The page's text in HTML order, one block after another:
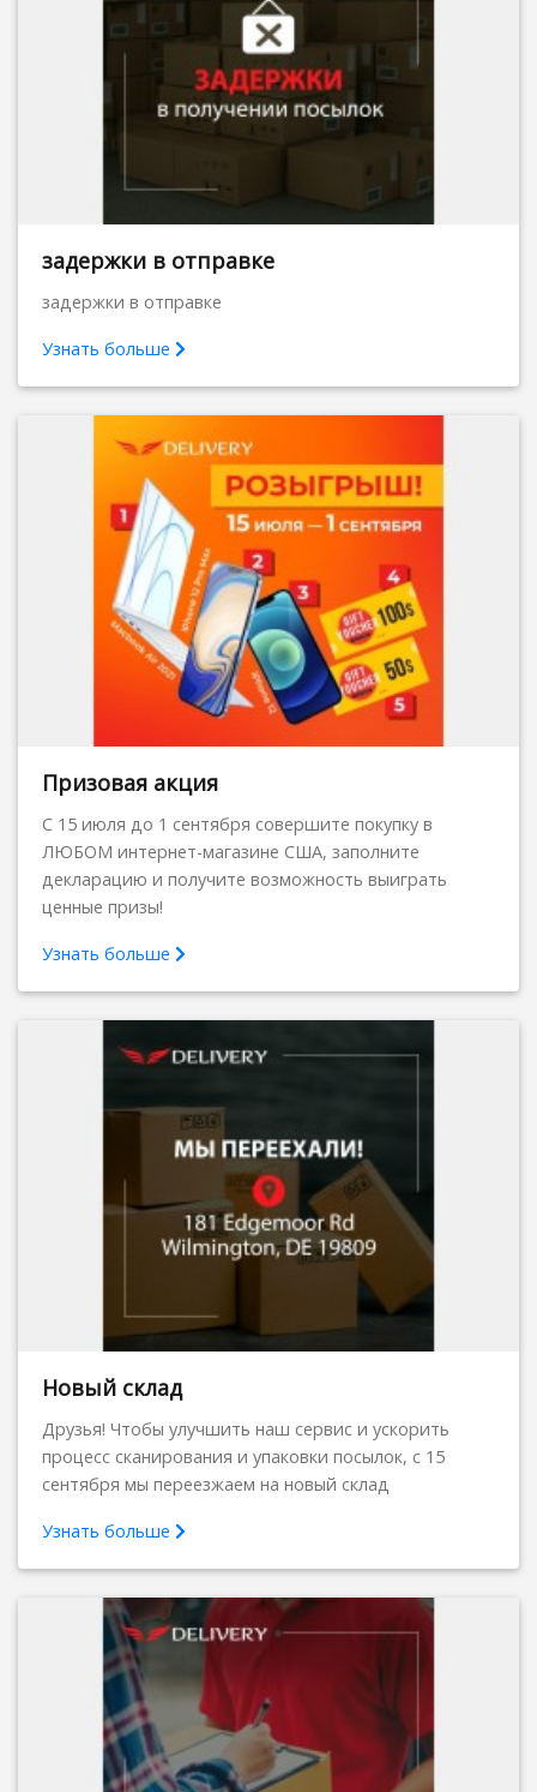
задержки в отправке
задержки в отправке
Узнать больше
Призовая акция
C 15 июля до 1 сентября совершите покупку в
ЛЮБОМ интернет-магазине США, заполните
декларацию и получите возможность выиграть
ценные призы!
Узнать больше
Новый склад
Друзья! Чтобы улучшить наш сервис и ускорить
процесс сканирования и упаковки посылок, c 15
сентября мы переезжаем на новый склад
Узнать больше